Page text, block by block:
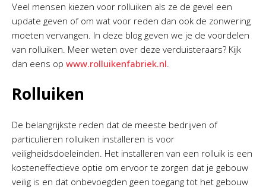
Veel mensen kiezen voor rolluiken als ze de gevel een
update geven of om wat voor reden dan ook de zonwering
moeten vervangen. In deze blog geven we je de voordelen
van rolluiken. Meer weten over deze verduisteraars? Kijk
dan eens op www.rolluikenfabriek.nl.
Rolluiken
De belangrijkste reden dat de meeste bedrijven of
particulieren rolluiken installeren is voor
veiligheidsdoeleinden. Het installeren van een rolluik is een
kosteneffectieve optie om ervoor te zorgen dat je gebouw
veilig is en dat onbevoegden geen toegang tot het gebouw